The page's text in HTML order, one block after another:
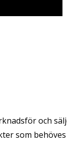
och
som